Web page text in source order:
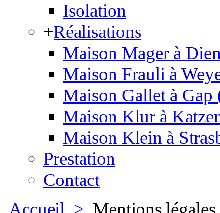
Isolation
+Réalisations
Maison Mager à
Maison Frauli à
Maison Gallet à Gap
Maison Klur à
Maison Klein à
Prestation
Contact
Accueil > Mentions légales